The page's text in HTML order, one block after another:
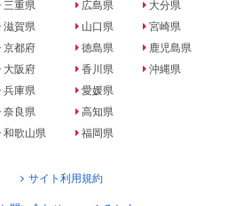
三重県
滋賀県
京都府
大阪府
兵庫県
奈良県
和歌山県
広島県
山口県
徳島県
香川県
愛媛県
高知県
福岡県
大分県
宮崎県
鹿児島県
沖縄県
サイト利用規約